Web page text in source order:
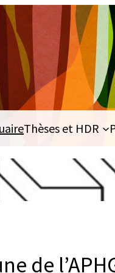
Thèses et HDR
de